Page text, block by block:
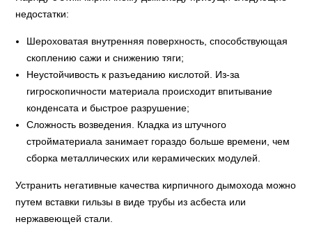
недостатки:
Шероховатая внутренняя поверхность, способствующая
скоплению сажи и снижению тяги;
Неустойчивость к разъеданию кислотой. Из-за
гигроскопичности материала происходит впитывание
конденсата и быстрое разрушение;
Сложность возведения. Кладка из штучного
стройматериала занимает гораздо больше времени, чем
сборка металлических или керамических модулей.
Устранить негативные качества кирпичного дымохода можно
путем вставки гильзы в виде трубы из асбеста или
нержавеющей стали.